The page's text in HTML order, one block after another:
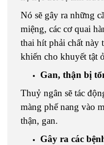
Nó sẽ gây ra những
miệng, các cơ quai
thai hít phải chất này
khiến cho khuyết tật
Gan, thận bị
Thuỷ ngân sẽ tác
màng phế nang vào
thận, gan.
Gây ra các